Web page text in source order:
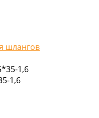
шлангов
1,6